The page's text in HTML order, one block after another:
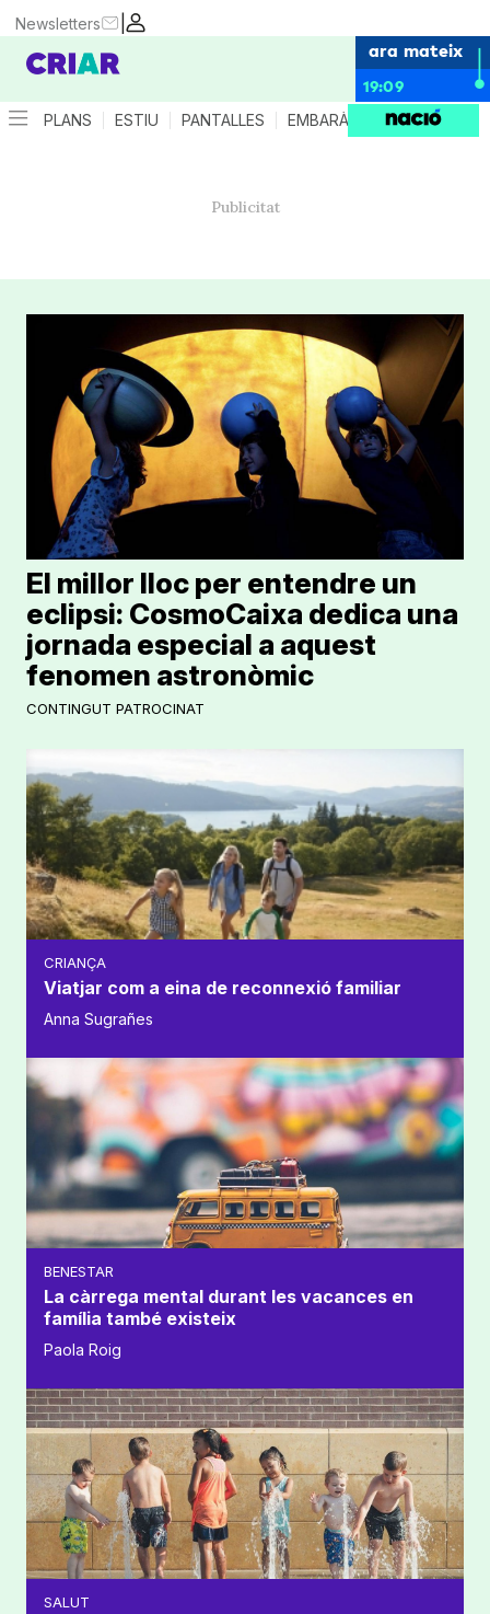
|
Newsletters
ara mateix
19:09
PLANS ESTIU PANTALLES EMBARÀS CRIANÇA
CONTINGUT PATROCINAT
El millor lloc per entendre un
eclipsi: CosmoCaixa dedica una
jornada especial a aquest
fenomen astronòmic
CRIANÇA
Viatjar com a eina de reconnexió familiar
Anna Sugrañes
BENESTAR
La càrrega mental durant les vacances en
família també existeix
Paola Roig
SALUT